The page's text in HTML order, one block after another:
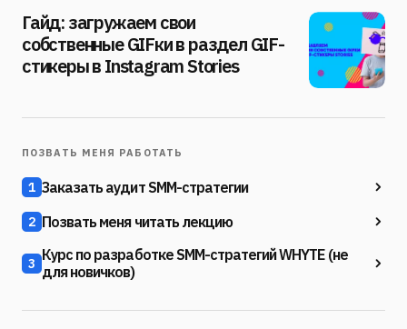
Гайд: загружаем свои
собственные GIFки в раздел GIF-
стикеры в Instagram Stories
ПОЗВАТЬ МЕНЯ РАБОТАТЬ
1 Заказать аудит SMM-стратегии
2 Позвать меня читать лекцию
3 Курс по разработке SMM-стратегий WHYTE (не
для новичков)